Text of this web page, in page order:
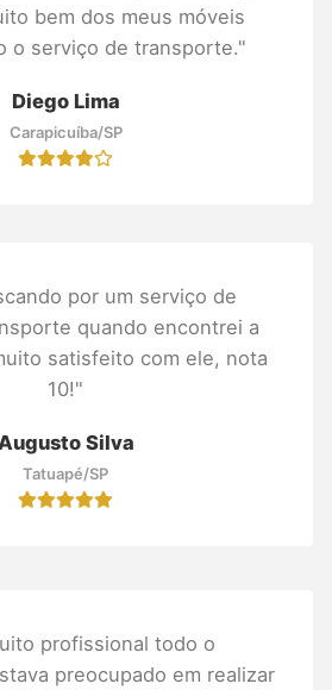
bem dos meus móveis
o serviço de transporte."
Diego Lima
Carapicuíba/SP
por um serviço de
quando encontrei a
satisfeito com ele, nota
10!"
Silva
Tatuapé/SP
profissional todo o
preocupado em realizar